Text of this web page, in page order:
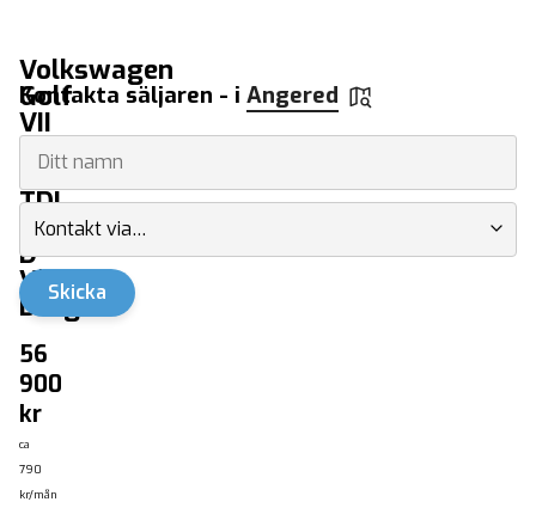
Volkswagen
Golf
VII
Sportscombi
2.0
TDI
4Motion
D-
Värmare
Drag
- Begagnade bilar Angered
56
900
kr
ca
790
kr/mån
Kontakta säljaren - i Angered
Kontakt via…
Skicka